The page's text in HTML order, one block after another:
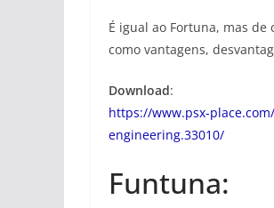
É igual ao Fortuna, mas
como vantagens,
Download:
https://www.psx-
engineering.33010/
Funtuna: